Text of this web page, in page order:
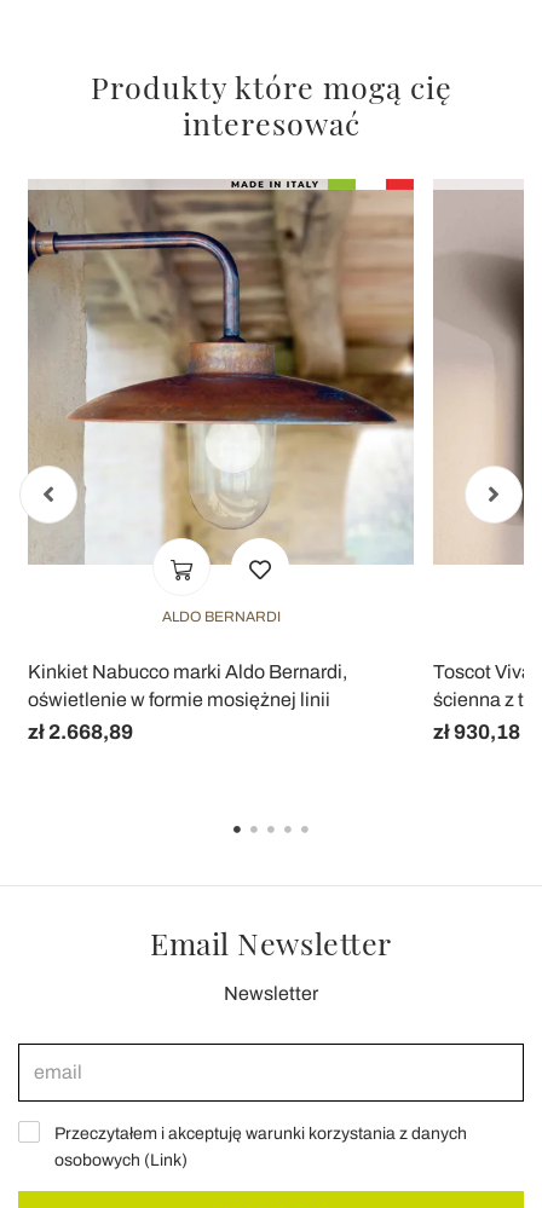
Produkty które mogą cię
interesować
ALDO BERNARDI
Kinkiet Nabucco marki Aldo Bernardi,
oświetlenie w formie mosiężnej linii
zł 2.668,89
Toscot
ścienna z
zł 930,18
Email Newsletter
Newsletter
Przeczytałem i akceptuję warunki korzystania z danych
osobowych (Link)